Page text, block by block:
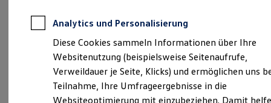
Kfz-Versicherung
Restschuldversicherungen
Garantien
Wartungsverträge
Geschäftskunden
Professional Class bei Volkswagen
Großkunden
Verantwortlich für die Inhalte auf dieser Seite ist die Autohaus
Lassotta GmbH ( Impressum & Rechtliches)
Analytics und Personalisierung
Diese Cookies sammeln Informationen über Ihre
Websitenutzung (beispielsweise Seitenaufrufe,
Verweildauer je Seite, Klicks) und ermöglichen uns
Teilnahme, Ihre Umfrageergebnisse in die
Websiteoptimierung mit einzubeziehen. Damit